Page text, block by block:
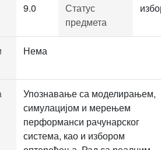
9.0
Статус
предмета
Нема
Упознавање са моделирањем,
симулацијом и мерењем
перформанси рачунарског
система, као и избором